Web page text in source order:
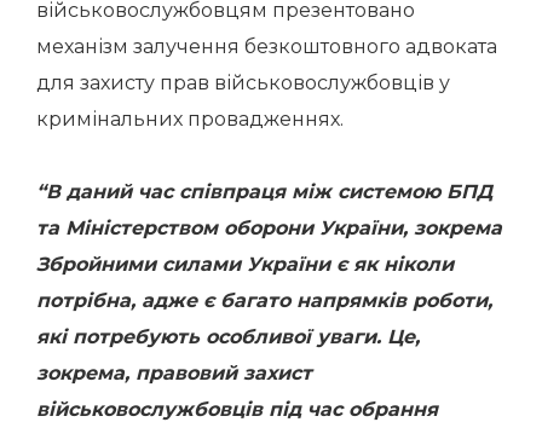
військовослужбовцям презентовано
механізм залучення безкоштовного адвоката
для захисту прав військовослужбовців у
кримінальних провадженнях.
“В даний час співпраця між системою БПД
та Міністерством оборони України, зокрема
Збройними силами України є як ніколи
потрібна, адже є багато напрямків роботи,
які потребують особливої уваги. Це,
зокрема, правовий захист
військовослужбовців під час обрання